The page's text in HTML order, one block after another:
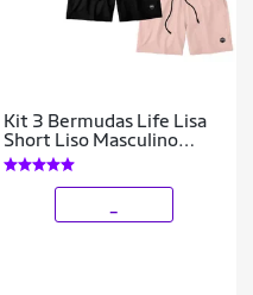
Kit 3 Bermudas Life Lisa
Short Liso Masculino
Básico Mauricinho Tactel
- Cinza+Rosa